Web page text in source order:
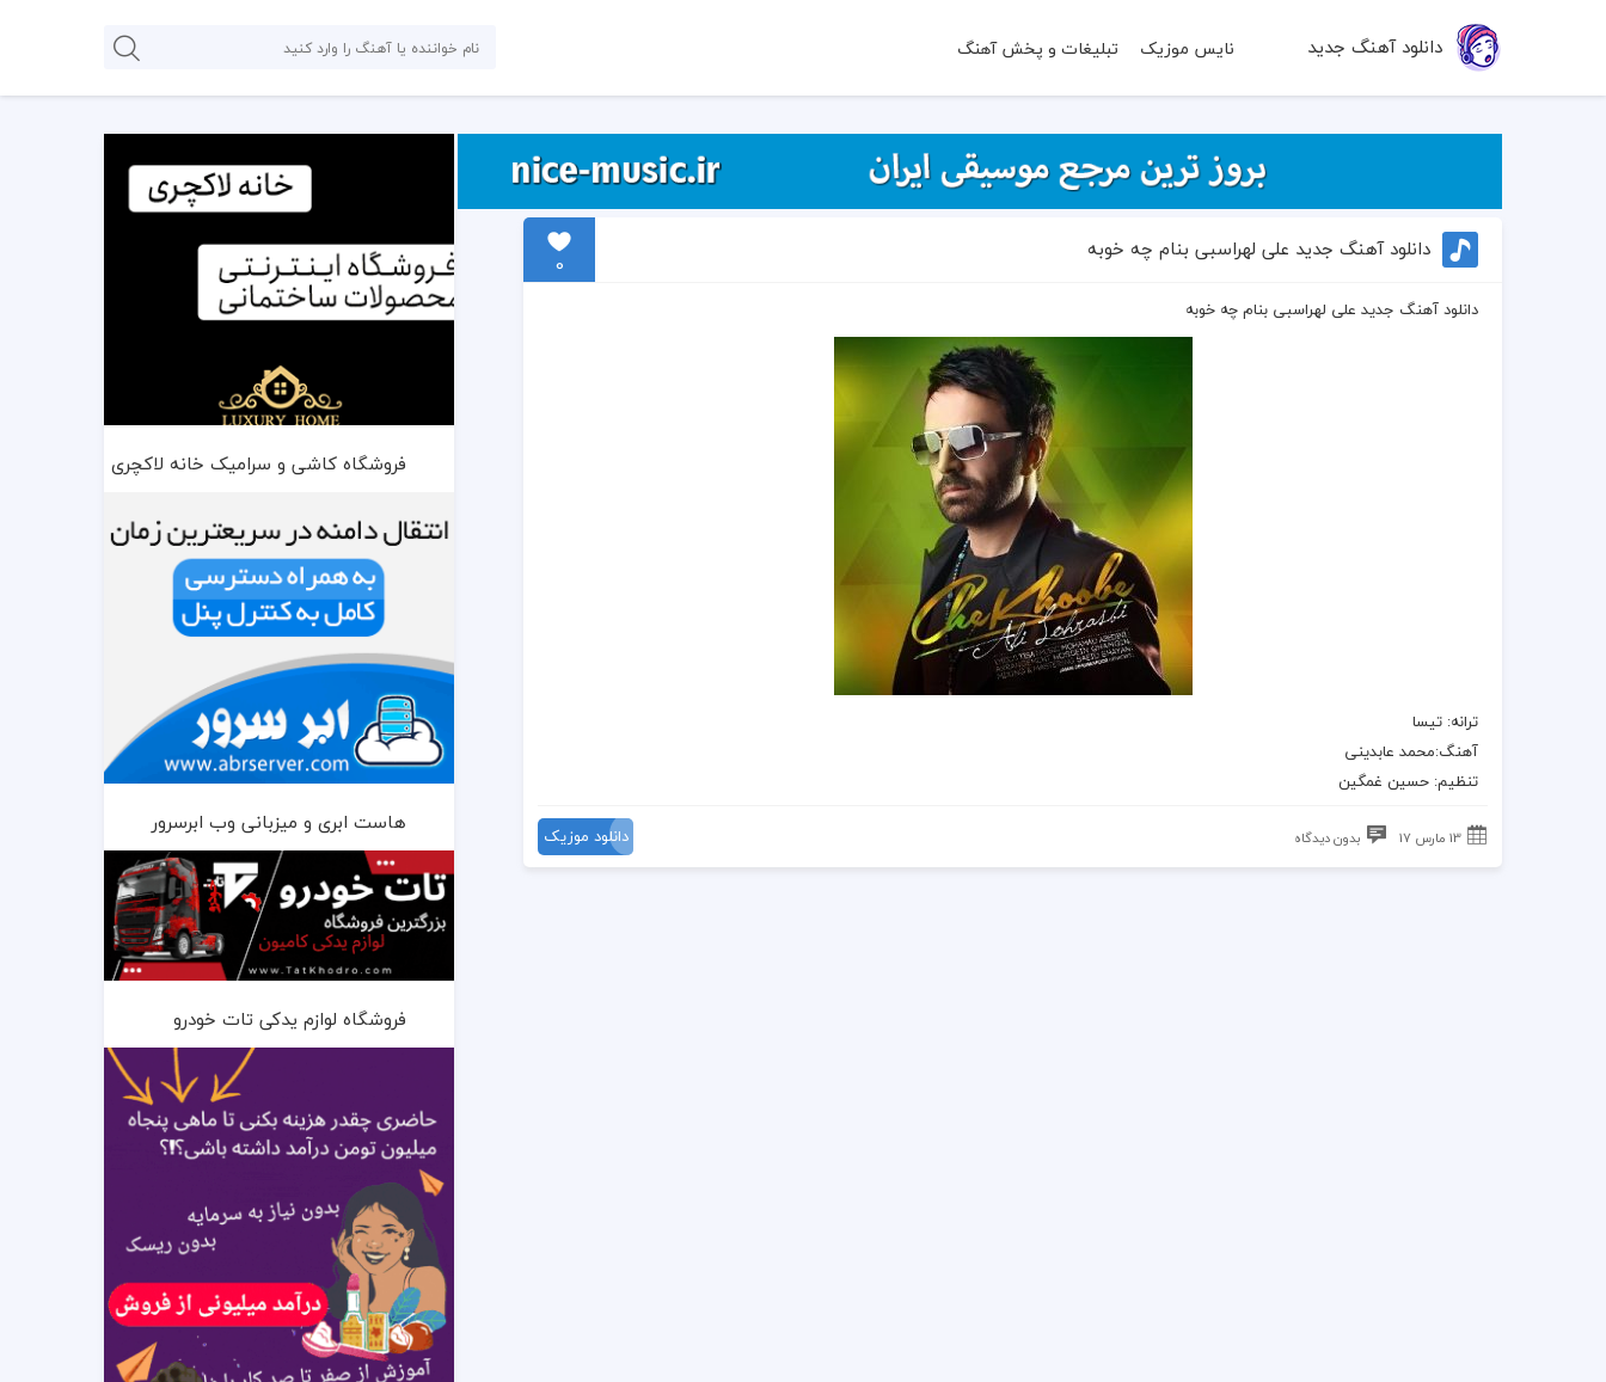
دانلود آهنگ جدید نایس موزیک تبلیغات و پخش آهنگ
دانلود آهنگ جدید علی لهراسبی بنام چه خوبه
0
دانلود آهنگ جدید علی لهراسبی بنام چه خوبه
ترانه: تیسا
آهنگ:محمد عابدینی
تنظیم: حسین غمگین
13 مارس 17 بدون دیدگاه دانلود موزیک
فروشگاه کاشی و سرامیک خانه لاکچری
هاست ابری و میزبانی وب ابرسرور
فروشگاه لوازم یدکی تات خودرو